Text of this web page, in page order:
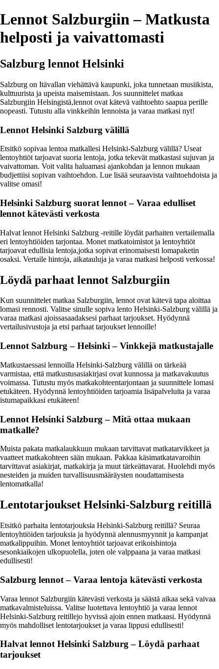
Lennot Salzburgiin – Matkusta
helposti ja vaivattomasti
Salzburg lennot Helsinki
Salzburg on Itävallan viehättävä kaupunki, joka tunnetaan musiikista,
kulttuurista ja upeista maisemistaan. Jos suunnittelet matkaa
Salzburgiin Helsingistä,lennot ovat kätevä vaihtoehto saapua perille
nopeasti. Tutustu alla vinkkeihin lennoista ja varaa matkasi nyt!
Lennot Helsinki Salzburg välillä
Etsitkö sopivaa lentoa matkallesi Helsinki-Salzburg välillä? Useat
lentoyhtiöt tarjoavat suoria lentoja, jotka tekevät matkastasi sujuvan ja
vaivattoman. Voit valita haluamasi ajankohdan ja lennon mukaan
budjettiisi sopivan vaihtoehdon. Lue lisää seuraavista vaihtoehdoista ja
valitse omasi!
Helsinki Salzburg suorat lennot – Varaa edulliset
lennot kätevästi verkosta
Halvat lennot Helsinki Salzburg -reitille löydät parhaiten vertailemalla
eri lentoyhtiöiden tarjontaa. Monet matkatoimistot ja lentoyhtiöt
tarjoavat edullisia lentoja,jotka sopivat erinomaisesti lomapaketin
osaksi. Vertaile hintoja, aikatauluja ja varaa matkasi helposti verkossa!
Löydä parhaat lennot Salzburgiin
Kun suunnittelet matkaa Salzburgiin, lennot ovat kätevä tapa aloittaa
lomasi rennosti. Valitse sinulle sopiva lento Helsinki-Salzburg välillä ja
varaa matkasi ajoissasaadaksesi parhaat tarjoukset. Hyödynnä
vertailusivustoja ja etsi parhaat tarjoukset lennoille!
Lennot Salzburg – Helsinki – Vinkkejä matkustajalle
Matkustaessasi lennoilla Helsinki-Salzburg välillä on tärkeää
varmistaa, että matkustusasiakirjasi ovat kunnossa ja matkavakuutus
voimassa. Tutustu myös matkakohteentarjontaan ja suunnittele lomasi
etukäteen. Hyödynnä lentoyhtiöiden tarjoamia lisäpalveluita ja varaa
istumapaikkasi etukäteen!
Lennot Helsinki Salzburg – Mitä ottaa mukaan
matkalle?
Muista pakata matkalaukkuun mukaan tarvittavat matkatarvikkeet ja
vaatteet matkakohteen sään mukaan. Pakkaa käsimatkatavaroihin
tarvittavat asiakirjat, matkakirja ja muut tärkeättavarat. Huolehdi myös
nesteiden ja muiden turvallisuusmääräysten noudattamisesta
lentomatkalla!
Lentotarjoukset Helsinki-Salzburg reitillä
Etsitkö parhaita lentotarjouksia Helsinki-Salzburg reitillä? Seuraa
lentoyhtiöiden tarjouksia ja hyödynnä alennusmyynnit ja kampanjat
matkalippuihin. Monet lentoyhtiöt tarjoavat erikoishintoja
sesonkiaikojen ulkopuolella, joten ole valppaana ja varaa matkasi
edullisesti!
Salzburg lennot – Varaa lentoja kätevästi verkosta
Varaa lennot Salzburgiin kätevästi verkosta ja säästä aikaa sekä vaivaa
matkavalmisteluissa. Valitse luotettava lentoyhtiö ja varaa lennot
Helsinki-Salzburg reitillejo hyvissä ajoin ennen matkaasi. Hyödynnä
myös mahdolliset lentotarjoukset ja varaa lippusi edullisesti!
Halvat lennot Helsinki Salzburg – Löydä parhaat
tarjoukset